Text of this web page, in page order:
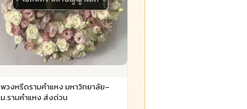
พวงหรีดรามคำแหง มหาวิทยาลัย–
ม.รามคำแหง ส่งด่วน